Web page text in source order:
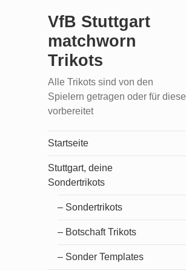
VfB Stuttgart
matchworn
Trikots
Alle Trikots sind von den
Spielern getragen oder für diese
vorbereitet
Startseite
Stuttgart, deine
Sondertrikots
– Sondertrikots
– Botschaft Trikots
– Sonder Templates